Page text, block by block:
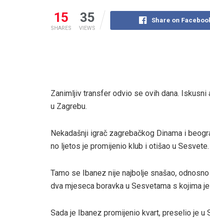
15
SHARES
35
VIEWS
Share on
Zanimljiv transfer odvio se ovih dana. Iskusni
u Zagrebu.
Nekadašnji igrač zagrebačkog Dinama i
no ljetos je promijenio klub i otišao u Sesvete.
Tamo se Ibanez nije najbolje snašao,
dva mjeseca boravka u Sesvetama s kojima
Sada je Ibanez promijenio kvart, preselio je